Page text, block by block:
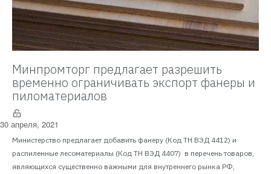
Минпромторг предлагает разрешить
временно ограничивать экспорт фанеры и
пиломатериалов
30 апреля, 2021
Министерство предлагает добавить фанеру (Код ТН ВЭД 4412) и
распиленные лесоматериалы (Код ТН ВЭД 4407) в перечень товаров,
являющихся существенно важными для внутреннего рынка РФ,